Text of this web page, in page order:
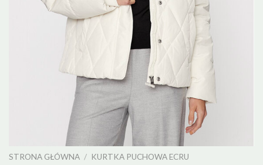
STRONA GŁÓWNA / KURTKA PUCHOWA ECRU